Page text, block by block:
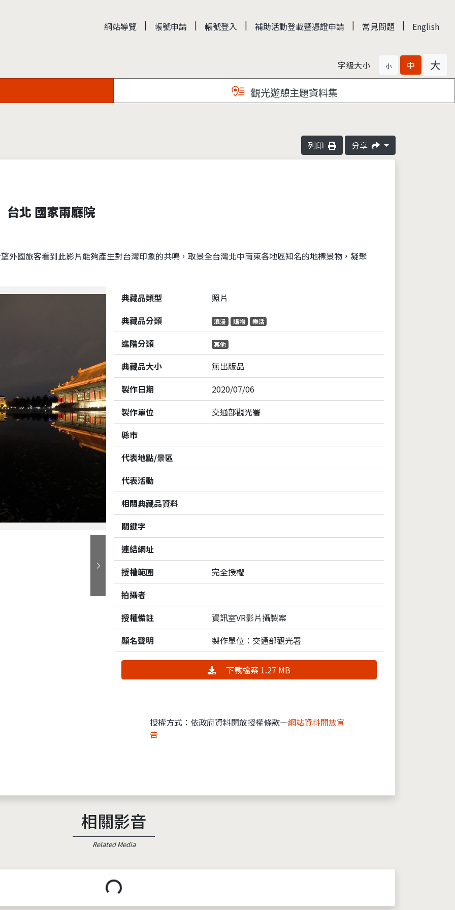
網站導覽 | 帳號申請 | 帳號登入 | 補助活動登載暨憑證申請 | 常見問題 | English
字級大小 小 中 大
觀光遊憩主題資料集
列印 分享
台北 國家兩廳院
外國旅客看到此影片能夠產生對台灣印象的共鳴，取景全台灣北中南東各地區知名的地標景物，凝聚
下一張
典藏品類型
照片
典藏品分類
浪漫 購物 樂活
進階分類 其他
典藏品大小
無出版品
製作日期
2020/07/06
製作單位
交通部觀光署
縣市
代表地點/景區
代表活動
相關典藏品資料
關鍵字
連結網址
授權範圍
完全授權
拍攝者
授權備註
資訊室VR影片攝製案
顯名聲明
製作單位：交通部觀光署
下載檔案 1.27 MB
授權方式：依政府資料開放授權條款—網站資料開放宣
告
相關影音
Related Media
載入中...